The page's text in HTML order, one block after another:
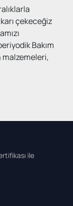
çekeceğiz
Bakım
malzemeleri,
birçok
hem yerli
ve yılına
ile